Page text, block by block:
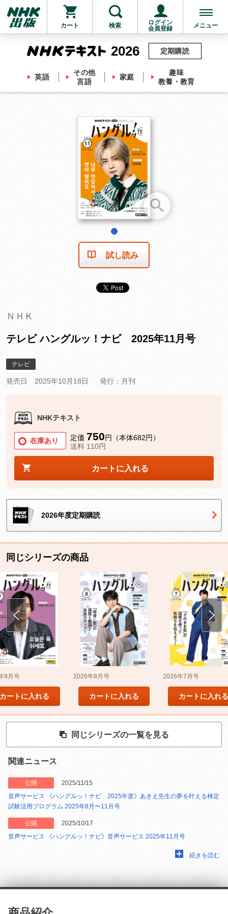
カート 検索
ログイン
会員登録
メニュー
2026
英語
その他
言語
家庭
趣味
教養・教育
定期購読
他にも商品を買う
試し読み
ＮＨＫ
テレビ ハングルッ！ナビ 2025年11月号
テレビ
発売日 2025年10月18日 発行：月刊
NHKテキスト
在庫あり 定価 750円（本体682円）
送料 110円
カートに入れる
2026年度定期購読
同じシリーズの商品
9月号
カートに入れる
2026年8月号
カートに入れる
2026年7月号
カートに入れる
同じシリーズの一覧を見る
関連ニュース
公開
2025/11/15
音声サービス 《ハングルッ！ナビ 2025年度》あきえ先生の夢を叶える検定
試験活用プログラム 2025年8月〜11月号
公開
2025/10/17
音声サービス 《ハングルッ！ナビ》音声サービス 2025年11月号
続きを読む